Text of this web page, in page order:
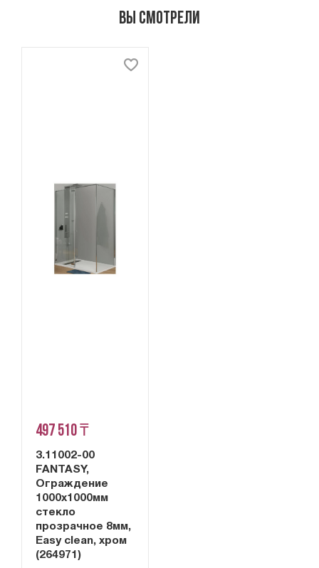
Вы смотрели
497 510 ₸
3.11002-00
FANTASY,
Ограждение
1000х1000мм
стекло
прозрачное 8мм,
Easy clean, хром
(264971)